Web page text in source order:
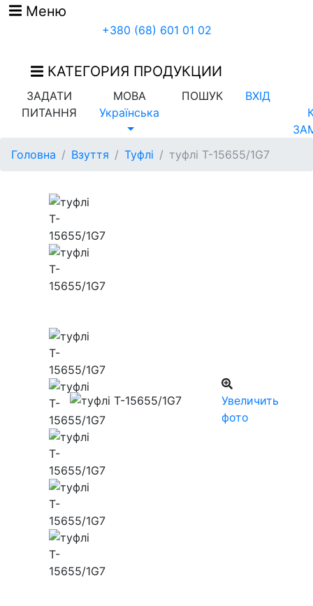
Меню
+380 (68) 601 01 02
КАТЕГОРИЯ ПРОДУКЦИИ
ЗАДАТИ
ПИТАННЯ
МОВА
Українська
ПОШУК
ВХІД
Головна
Взуття Туфлі туфлі T-15655/1G7
Увеличить
фото